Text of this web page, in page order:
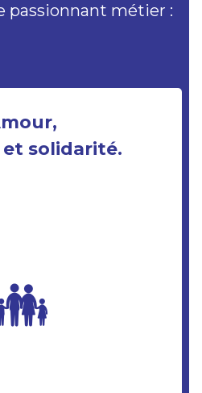
passionnant métier :
solidarité.